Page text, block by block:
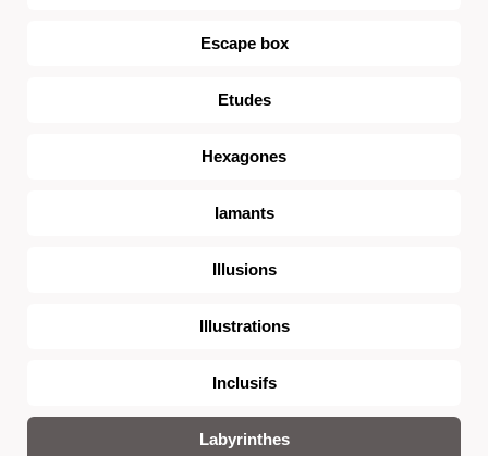
Escape box
Etudes
Hexagones
Iamants
Illusions
Illustrations
Inclusifs
Labyrinthes